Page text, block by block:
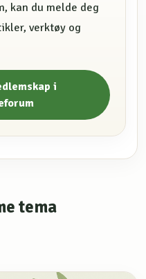
kan du melde deg
verktøy og
i
tema